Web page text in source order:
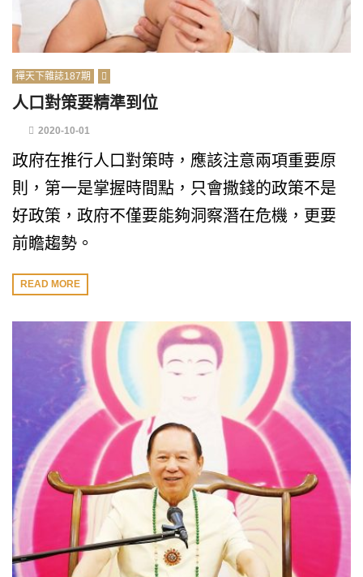
禪天下雜誌187期
人口對策要精準到位
2020-10-01
政府在推行人口對策時，應該注意兩項重要原
則，第一是掌握時間點，只會撒錢的政策不是
好政策，政府不僅要能夠洞察潛在危機，更要
前瞻趨勢。
READ MORE